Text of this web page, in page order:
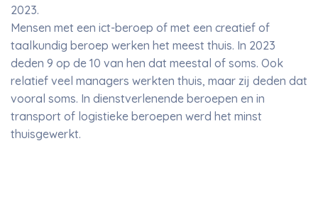
2023.
Mensen met een ict-beroep of met een creatief of
taalkundig beroep werken het meest thuis. In 2023
deden 9 op de 10 van hen dat meestal of soms. Ook
relatief veel managers werkten thuis, maar zij deden dat
vooral soms. In dienstverlenende beroepen en in
transport of logistieke beroepen werd het minst
thuisgewerkt.